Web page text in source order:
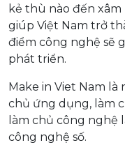
kẻ thù nào đến
giúp Việt Nam trở
điểm công nghệ sẽ
phát triển.
Make in Viet Nam
chủ ứng dụng, làm
làm chủ công nghệ
công nghệ số.